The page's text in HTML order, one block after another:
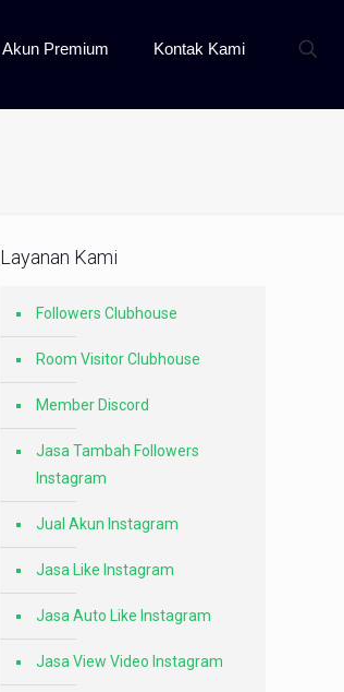
Akun Premium Kontak Kami
Layanan Kami
Followers Clubhouse
Room Visitor Clubhouse
Member Discord
Jasa Tambah Followers
Instagram
Jual Akun Instagram
Jasa Like Instagram
Jasa Auto Like Instagram
Jasa View Video Instagram